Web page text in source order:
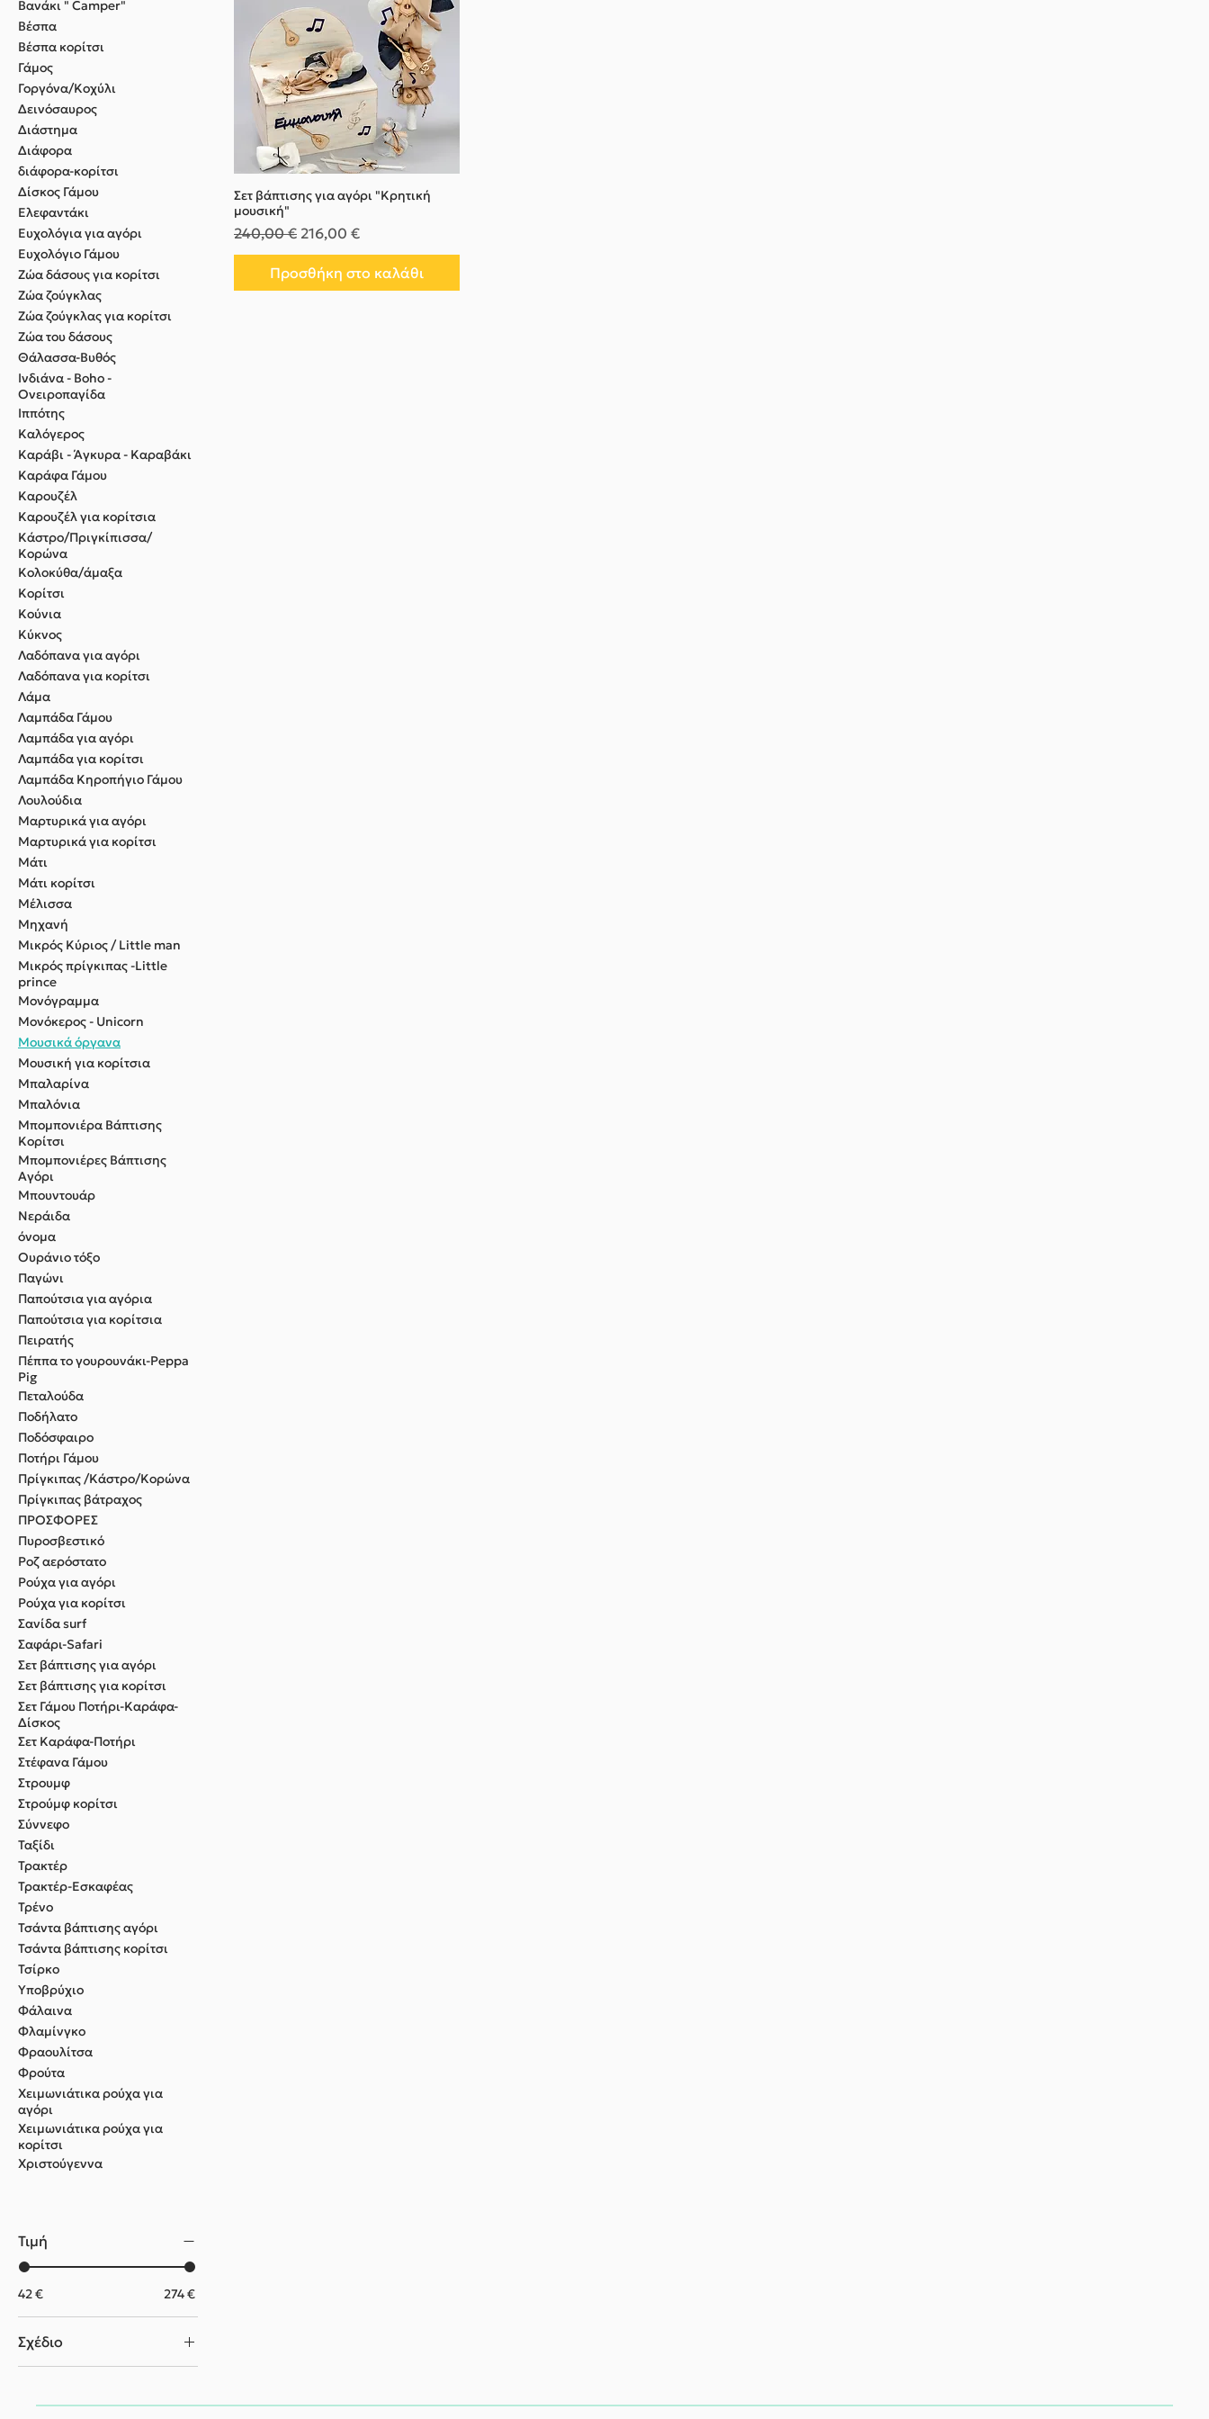
Βανάκι " Camper"
Βέσπα
Βέσπα κορίτσι
Γάμος
Γοργόνα/Κοχύλι
Δεινόσαυρος
Διάστημα
Διάφορα
διάφορα-κορίτσι
Δίσκος Γάμου
Ελεφαντάκι
Ευχολόγια για αγόρι
Ευχολόγιο Γάμου
Ζώα δάσους για κορίτσι
Ζώα ζούγκλας
Ζώα ζούγκλας για κορίτσι
Ζώα του δάσους
Θάλασσα-Βυθός
Ινδιάνα - Boho -
Ονειροπαγίδα
Ιππότης
Καλόγερος
Καράβι - Άγκυρα - Καραβάκι
Καράφα Γάμου
Καρουζέλ
Καρουζέλ για κορίτσια
Κάστρο/Πριγκίπισσα/
Κορώνα
Κολοκύθα/άμαξα
Κορίτσι
Κούνια
Κύκνος
Λαδόπανα για αγόρι
Λαδόπανα για κορίτσι
Λάμα
Λαμπάδα Γάμου
Λαμπάδα για αγόρι
Λαμπάδα για κορίτσι
Λαμπάδα Κηροπήγιο Γάμου
Λουλούδια
Μαρτυρικά για αγόρι
Μαρτυρικά για κορίτσι
Μάτι
Μάτι κορίτσι
Μέλισσα
Μηχανή
Μικρός Κύριος / Little man
Μικρός πρίγκιπας -Little
prince
Μονόγραμμα
Μονόκερος - Unicorn
Μουσικά όργανα
Μουσική για κορίτσια
Μπαλαρίνα
Μπαλόνια
Μπομπονιέρα Βάπτισης
Κορίτσι
Μπομπονιέρες Βάπτισης
Αγόρι
Μπουντουάρ
Νεράιδα
όνομα
Ουράνιο τόξο
Παγώνι
Παπούτσια για αγόρια
Παπούτσια για κορίτσια
Πειρατής
Πέππα το γουρουνάκι-Peppa
Pig
Πεταλούδα
Ποδήλατο
Ποδόσφαιρο
Ποτήρι Γάμου
Πρίγκιπας /Κάστρο/Κορώνα
Πρίγκιπας βάτραχος
ΠΡΟΣΦΟΡΕΣ
Πυροσβεστικό
Ροζ αερόστατο
Ρούχα για αγόρι
Ρούχα για κορίτσι
Σανίδα surf
Σαφάρι-Safari
Σετ βάπτισης για αγόρι
Σετ βάπτισης για κορίτσι
Σετ Γάμου Ποτήρι-Καράφα-
Δίσκος
Σετ Καράφα-Ποτήρι
Στέφανα Γάμου
Στρουμφ
Στρούμφ κορίτσι
Σύννεφο
Ταξίδι
Τρακτέρ
Τρακτέρ-Εσκαφέας
Τρένο
Τσάντα βάπτισης αγόρι
Τσάντα βάπτισης κορίτσι
Τσίρκο
Υποβρύχιο
Φάλαινα
Φλαμίνγκο
Φραουλίτσα
Φρούτα
Χειμωνιάτικα ρούχα για
αγόρι
Χειμωνιάτικα ρούχα για
κορίτσι
Χριστούγεννα
Τιμή
42 € 274 €
Σχέδιο
1388019
Σετ βάπτισης για αγόρι "Κρητική
μουσική"
Κανονική τιμή
240,00 € Τιμή Έκπτωσης
216,00 €
Προσθήκη στο καλάθι